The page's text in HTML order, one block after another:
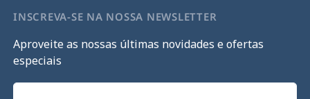
INSCREVA-SE NA NOSSA NEWSLETTER
Aproveite as nossas últimas novidades e ofertas
especiais